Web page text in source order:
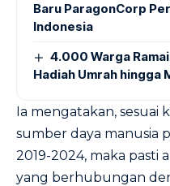
Baru ParagonCorp
Indonesia
4.000 Warga
Hadiah Umrah
Ia mengatakan,
sumber daya manusia
2019-2024, maka
yang berhubungan